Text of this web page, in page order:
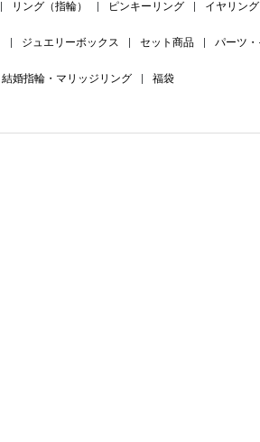
リング（指輪） ピンキーリング イヤリング
ジュエリーボックス セット商品 パーツ
結婚指輪・マリッジリング 福袋